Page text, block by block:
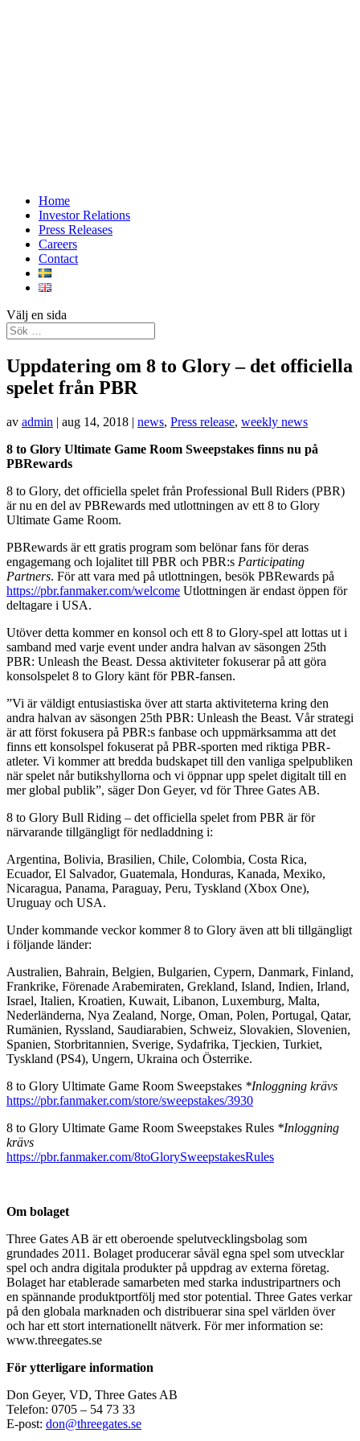
Home
Investor Relations
Press Releases
Careers
Contact
Välj en sida
Uppdatering om 8 to Glory – det officiella
spelet från PBR
av admin | aug 14, 2018 | news, Press release, weekly news
8 to Glory Ultimate Game Room Sweepstakes finns nu på
PBRewards
8 to Glory, det officiella spelet från Professional Bull Riders (PBR)
är nu en del av PBRewards med utlottningen av ett 8 to Glory
Ultimate Game Room.
PBRewards är ett gratis program som belönar fans för deras
engagemang och lojalitet till PBR och PBR:s Participating
Partners. För att vara med på utlottningen, besök PBRewards på
https://pbr.fanmaker.com/welcome Utlottningen är endast öppen för
deltagare i USA.
Utöver detta kommer en konsol och ett 8 to Glory-spel att lottas ut i
samband med varje event under andra halvan av säsongen 25th
PBR: Unleash the Beast. Dessa aktiviteter fokuserar på att göra
konsolspelet 8 to Glory känt för PBR-fansen.
”Vi är väldigt entusiastiska över att starta aktiviteterna kring den
andra halvan av säsongen 25th PBR: Unleash the Beast. Vår strategi
är att först fokusera på PBR:s fanbase och uppmärksamma att det
finns ett konsolspel fokuserat på PBR-sporten med riktiga PBR-
atleter. Vi kommer att bredda budskapet till den vanliga spelpubliken
när spelet når butikshyllorna och vi öppnar upp spelet digitalt till en
mer global publik”, säger Don Geyer, vd för Three Gates AB.
8 to Glory Bull Riding – det officiella spelet from PBR är för
närvarande tillgängligt för nedladdning i:
Argentina, Bolivia, Brasilien, Chile, Colombia, Costa Rica,
Ecuador, El Salvador, Guatemala, Honduras, Kanada, Mexiko,
Nicaragua, Panama, Paraguay, Peru, Tyskland (Xbox One),
Uruguay och USA.
Under kommande veckor kommer 8 to Glory även att bli tillgängligt
i följande länder:
Australien, Bahrain, Belgien, Bulgarien, Cypern, Danmark, Finland,
Frankrike, Förenade Arabemiraten, Grekland, Island, Indien, Irland,
Israel, Italien, Kroatien, Kuwait, Libanon, Luxemburg, Malta,
Nederländerna, Nya Zealand, Norge, Oman, Polen, Portugal, Qatar,
Rumänien, Ryssland, Saudiarabien, Schweiz, Slovakien, Slovenien,
Spanien, Storbritannien, Sverige, Sydafrika, Tjeckien, Turkiet,
Tyskland (PS4), Ungern, Ukraina och Österrike.
8 to Glory Ultimate Game Room Sweepstakes *Inloggning krävs
https://pbr.fanmaker.com/store/sweepstakes/3930
8 to Glory Ultimate Game Room Sweepstakes Rules *Inloggning
krävs
https://pbr.fanmaker.com/8toGlorySweepstakesRules
Om bolaget
Three Gates AB är ett oberoende spelutvecklingsbolag som
grundades 2011. Bolaget producerar såväl egna spel som utvecklar
spel och andra digitala produkter på uppdrag av externa företag.
Bolaget har etablerade samarbeten med starka industripartners och
en spännande produktportfölj med stor potential. Three Gates verkar
på den globala marknaden och distribuerar sina spel världen över
och har ett stort internationellt nätverk. För mer information se:
www.threegates.se
För ytterligare information
Don Geyer, VD, Three Gates AB
Telefon: 0705 – 54 73 33
E-post: don@threegates.se